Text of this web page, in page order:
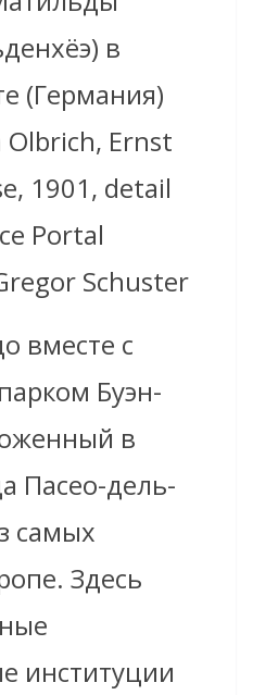
в
(Германия)
Olbrich, Ernst
1901, detail
Portal
Schuster
вместе с
Буэн-
в
Пасео-дель-
самых
Здесь
институции